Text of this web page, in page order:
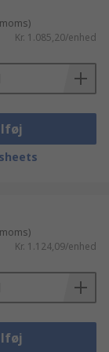
Kr. 1.085,20/enhed
Kr. 1.124,09/enhed